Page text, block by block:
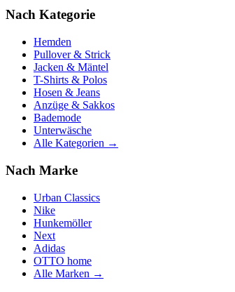
Nach Kategorie
Hemden
Pullover & Strick
Jacken & Mäntel
T-Shirts & Polos
Hosen & Jeans
Anzüge & Sakkos
Bademode
Unterwäsche
Alle Kategorien →
Nach Marke
Urban Classics
Nike
Hunkemöller
Next
Adidas
OTTO home
Alle Marken →